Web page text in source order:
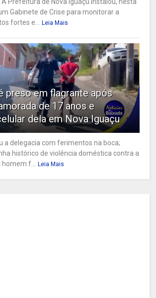
A Prefeitura de Nova Iguaçu instalou, nesta
Gabinete de Crise para monitorar a
fortes e... Leia Mais
preso em flagrante após
de 17 anos e
dela em Nova Iguaçu
a delegacia com ferimentos na boca;
histórico de violência doméstica contra a
homem f... Leia Mais